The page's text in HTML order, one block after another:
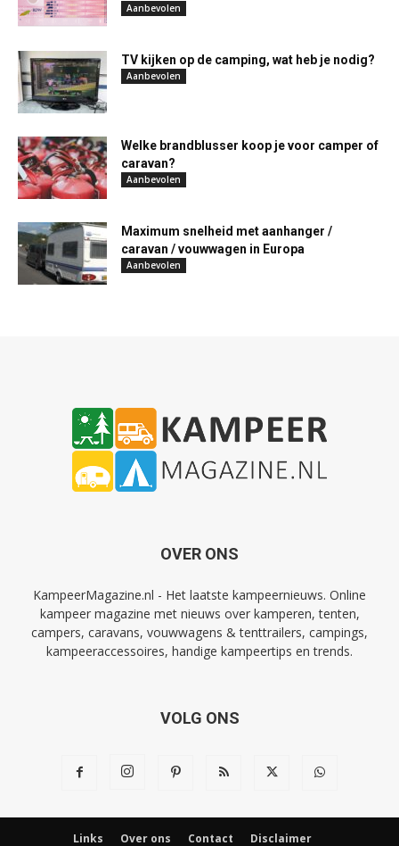
Aanbevolen
TV kijken op de camping, wat heb je nodig?
Aanbevolen
Welke brandblusser koop je voor camper of
caravan?
Aanbevolen
Maximum snelheid met aanhanger /
caravan / vouwwagen in Europa
Aanbevolen
OVER ONS
KampeerMagazine.nl - Het laatste kampeernieuws. Online
kampeer magazine met nieuws over kamperen, tenten,
campers, caravans, vouwwagens & tenttrailers, campings,
kampeeraccessoires, handige kampeertips en trends.
VOLG ONS
Links Over ons Contact Disclaimer